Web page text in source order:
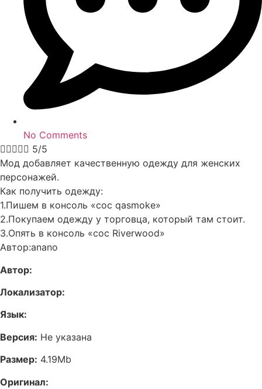
No Comments
 5/5
Мод добавляет качественную одежду для женских
персонажей.
Как получить одежду:
1.Пишем в консоль «coc qasmoke»
2.Покупаем одежду у торговца, который там стоит.
3.Опять в консоль «coc Riverwood»
Автор:anano
Автор:
Локализатор:
Язык:
Версия: Не указана
Размер: 4.19Mb
Оригинал: